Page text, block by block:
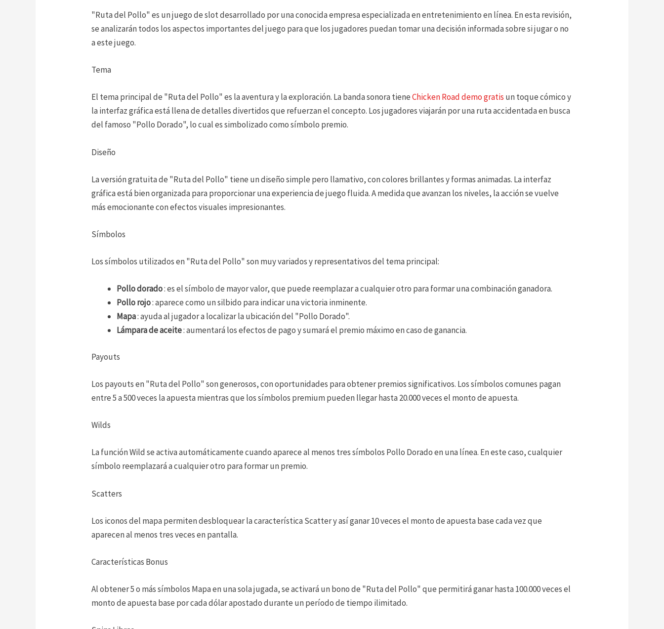
"Ruta del Pollo" es un juego de slot desarrollado por una conocida empresa especializada en entretenimiento en línea. En esta revisión,
se analizarán todos los aspectos importantes del juego para que los jugadores puedan tomar una decisión informada sobre si jugar o no
a este juego.
Tema
El tema principal de "Ruta del Pollo" es la aventura y la exploración. La banda sonora tieneChicken Road demo gratis un toque cómico y
la interfaz gráfica está llena de detalles divertidos que refuerzan el concepto. Los jugadores viajarán por una ruta accidentada en busca
del famoso "Pollo Dorado", lo cual es simbolizado como símbolo premio.
Diseño
La versión gratuita de "Ruta del Pollo" tiene un diseño simple pero llamativo, con colores brillantes y formas animadas. La interfaz
gráfica está bien organizada para proporcionar una experiencia de juego fluida. A medida que avanzan los niveles, la acción se vuelve
más emocionante con efectos visuales impresionantes.
Símbolos
Los símbolos utilizados en "Ruta del Pollo" son muy variados y representativos del tema principal:
Pollo dorado: es el símbolo de mayor valor, que puede reemplazar a cualquier otro para formar una combinación ganadora.
Pollo rojo: aparece como un silbido para indicar una victoria inminente.
Mapa: ayuda al jugador a localizar la ubicación del "Pollo Dorado".
Lámpara de aceite: aumentará los efectos de pago y sumará el premio máximo en caso de ganancia.
Payouts
Los payouts en "Ruta del Pollo" son generosos, con oportunidades para obtener premios significativos. Los símbolos comunes pagan
entre 5 a 500 veces la apuesta mientras que los símbolos premium pueden llegar hasta 20.000 veces el monto de apuesta.
Wilds
La función Wild se activa automáticamente cuando aparece al menos tres símbolos Pollo Dorado en una línea. En este caso, cualquier
símbolo reemplazará a cualquier otro para formar un premio.
Scatters
Los iconos del mapa permiten desbloquear la característica Scatter y así ganar 10 veces el monto de apuesta base cada vez que
aparecen al menos tres veces en pantalla.
Características Bonus
Al obtener 5 o más símbolos Mapa en una sola jugada, se activará un bono de "Ruta del Pollo" que permitirá ganar hasta 100.000 veces el
monto de apuesta base por cada dólar apostado durante un período de tiempo ilimitado.